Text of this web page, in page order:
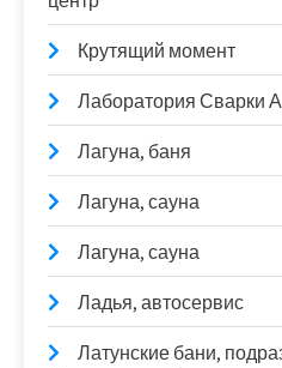
Крутящий момент
Лаборатория Сварки
Лагуна, баня
Лагуна, сауна
Лагуна, сауна
Ладья, автосервис
Латунские бани,